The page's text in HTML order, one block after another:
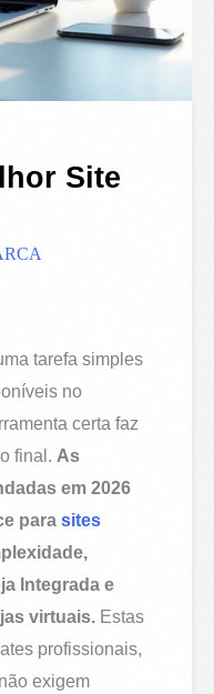
Site
tarefa simples
no
certa faz
final. As
em 2026
parasites
Integrada e
virtuais. Estas
profissionais,
exigem